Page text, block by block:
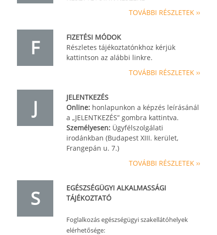
TOVÁBBI RÉSZLETEK ››
F
FIZETÉSI MÓDOK
Részletes tájékoztatónkhoz kérjük
kattintson az alábbi linkre.
TOVÁBBI RÉSZLETEK ››
J
JELENTKEZÉS
Online: honlapunkon a képzés leírásánál
a „JELENTKEZÉS” gombra kattintva.
Személyesen: Ügyfélszolgálati
irodánkban (Budapest XIII. kerület,
Frangepán u. 7.)
TOVÁBBI RÉSZLETEK ››
S
EGÉSZSÉGÜGYI ALKALMASSÁGI
TÁJÉKOZTATÓ
Foglalkozás egészségügyi szakellátóhelyek
elérhetősége: